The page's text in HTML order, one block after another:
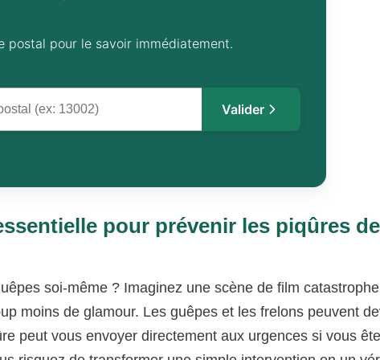
postal pour le savoir immédiatement.
Valider
pour prévenir les piqûres de
soi-même ? Imaginez une scène de film
moins de glamour. Les guêpes et les frelons peuvent
peut vous envoyer directement aux urgences si vous